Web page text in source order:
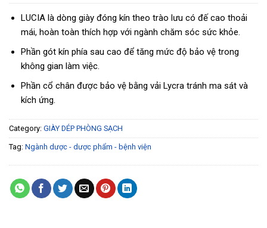
LUCIA là dòng giày đóng kín theo trào lưu có đế cao thoải
mái, hoàn toàn thích hợp với ngành chăm sóc sức khỏe.
Phần gót kín phía sau cao để tăng mức độ bảo vệ trong
không gian làm việc.
Phần cổ chân được bảo vệ bằng vải Lycra tránh ma sát và
kích ứng.
Category: GIÀY DÉP PHÒNG SẠCH
Tag: Ngành dược - dược phẩm - bệnh viện